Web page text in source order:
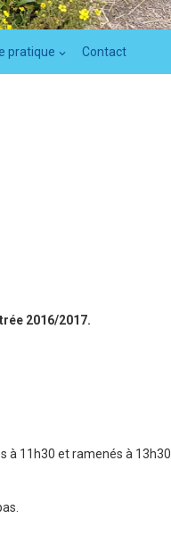
pratique Contact
2016/2017.
à 11h30 et ramenés à 13h30.